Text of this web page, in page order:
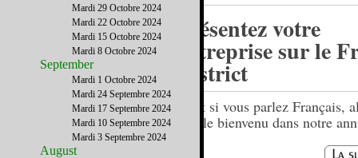
Présentez votre
entreprise sur le
District
….et si vous parlez Français,
êtes le bienvenu dans notre
Mardi 29 Octobre 2024
Mardi 22 Octobre 2024
Mardi 15 Octobre 2024
Mardi 8 Octobre 2024
September
Mardi 1 Octobre 2024
Mardi 24 Septembre 2024
Mardi 17 Septembre 2024
Mardi 10 Septembre 2024
Mardi 3 Septembre 2024
August